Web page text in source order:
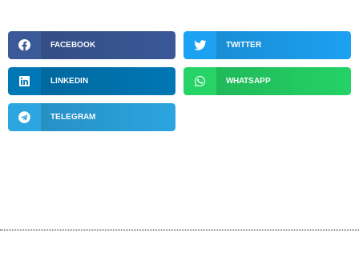
FACEBOOK TWITTER
LINKEDIN WHATSAPP
TELEGRAM